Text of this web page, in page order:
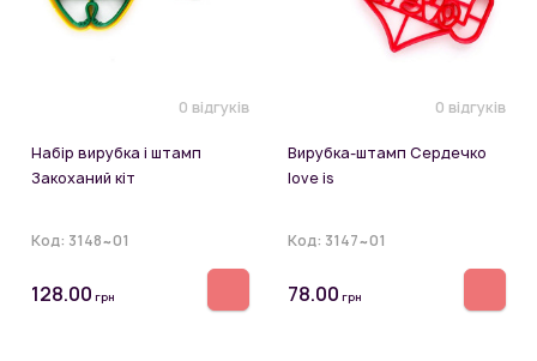
0 відгуків
Набір вирубка і штамп
Закоханий кіт
Код: 3148~01
128.00 грн
0 відгуків
Вирубка-штамп Сердечко
love is
Код: 3147~01
78.00 грн